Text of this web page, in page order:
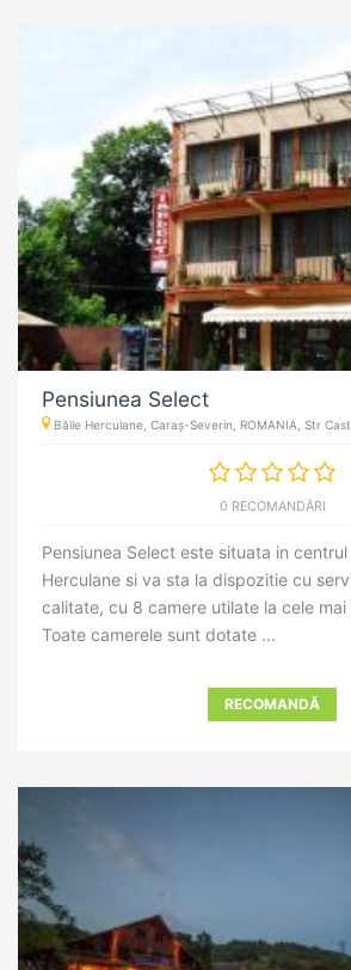
Pensiunea Select
Băile Herculane, Caraș-Severin, ROMANIA, Str
0 RECOMANDĂRI
Pensiunea Select este situata in
Herculane si va sta la dispozitie cu
calitate, cu 8 camere utilate la cele
Toate camerele sunt dotate ...
RECOMANDĂ